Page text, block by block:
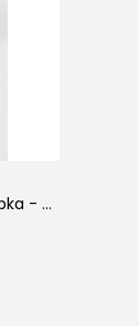
777 Yazılı Nakışlı Baseball Cap Şapka - Siyah